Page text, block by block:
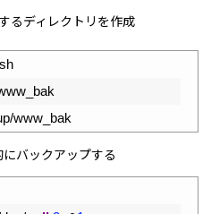
るディレクトリを作成
www_bak
バックアップする